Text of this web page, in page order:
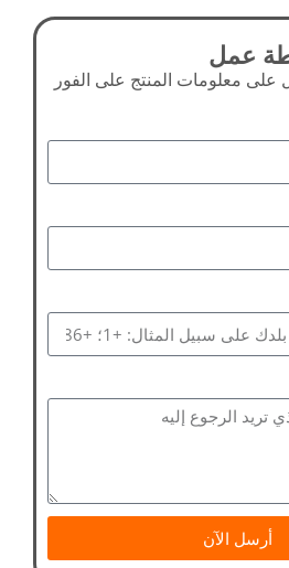
عمل
على معلومات المنتج على الفور
أرسل الآن